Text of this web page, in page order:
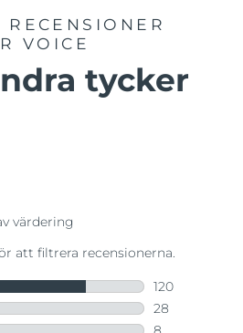
VOICE
tycker